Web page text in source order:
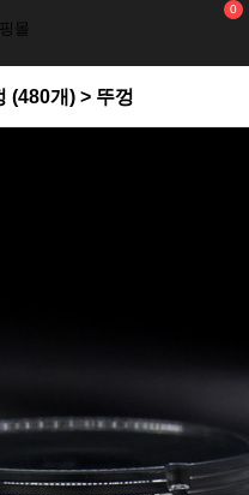
몰
0
(480개) > 뚜껑